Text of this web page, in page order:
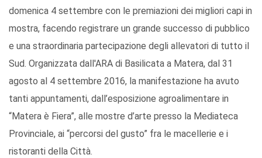
domenica 4 settembre con le premiazioni dei migliori capi in
mostra, facendo registrare un grande successo di pubblico
e una straordinaria partecipazione degli allevatori di tutto il
Sud. Organizzata dall'ARA di Basilicata a Matera, dal 31
agosto al 4 settembre 2016, la manifestazione ha avuto
tanti appuntamenti, dall’esposizione agroalimentare in
“Matera è Fiera”, alle mostre d’arte presso la Mediateca
Provinciale, ai “percorsi del gusto” fra le macellerie e i
ristoranti della Città.